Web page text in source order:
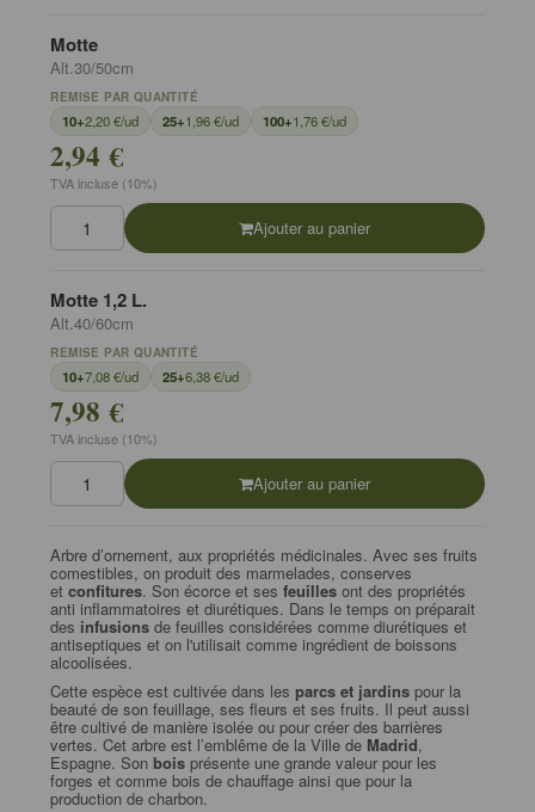
Motte
Alt.30/50cm
REMISE PAR QUANTITÉ
10+2,20 €/ud 25+1,96 €/ud 100+1,76 €/ud
2,94 €
TVA incluse (10%)
Ajouter au panier
Motte 1,2 L.
Alt.40/60cm
REMISE PAR QUANTITÉ
10+7,08 €/ud 25+6,38 €/ud
7,98 €
TVA incluse (10%)
Ajouter au panier
Arbre d’ornement, aux propriétés médicinales.Avec ses fruits
comestibles, on produit des marmelades, conserves
etconfitures. Son écorce et sesfeuilles ont des propriétés
anti inflammatoires et diurétiques. Dans le temps on préparait
des infusions de feuilles considérées comme diurétiques et
antiseptiques et on l'utilisait comme ingrédient de boissons
alcoolisées.
Cette espèce est cultivée dans lesparcs et jardins pour la
beauté de son feuillage, ses fleurs et ses fruits. Il peut aussi
être cultivé de manière isolée ou pour créer des barrières
vertes. Cet arbre est l’emblême de la Ville de Madrid,
Espagne. Sonbois présente une grande valeur pour les
forges et comme bois de chauffage ainsi que pour la
production de charbon.